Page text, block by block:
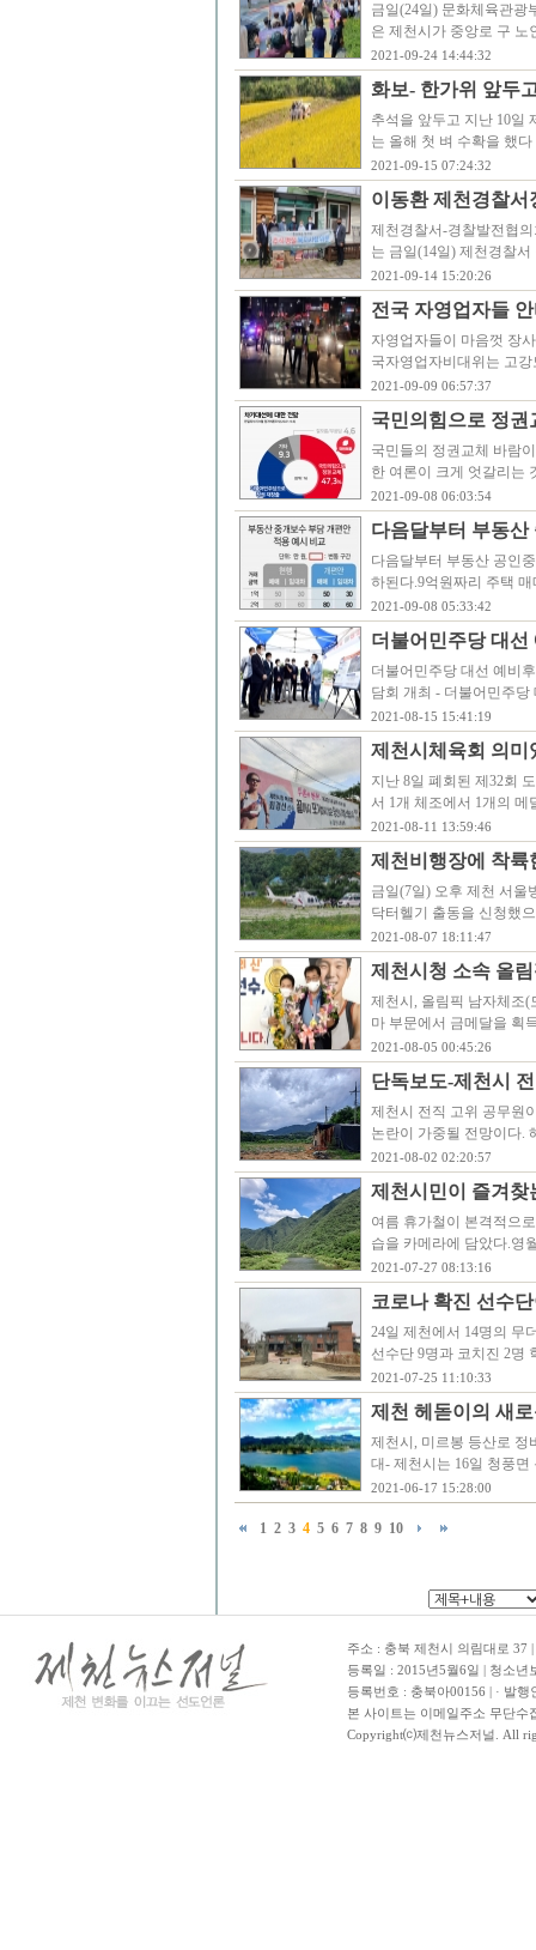
금일(24일) 문화체육관광
은 제천시가 중앙로 구
2021-09-24 14:44:32
화보- 한가위 앞두
추석을 앞두고 지난 10일
는 올해 첫 벼 수확을 했
2021-09-15 07:24:32
이동환 제천경찰서
제천경찰서-경찰발전협
는 금일(14일) 제천경찰
2021-09-14 15:20:26
전국 자영업자들
자영업자들이 마음껏 장
국자영업자비대위는 고
2021-09-09 06:57:37
국민의힘으로 정
국민들의 정권교체 바람
한 여론이 크게 엇갈리는
2021-09-08 06:03:54
다음달부터 부동
다음달부터 부동산 공인
하된다.9억원짜리 주택
2021-09-08 05:33:42
더불어민주당 대
더불어민주당 대선 예비
담회 개최 - 더불어민주
2021-08-15 15:41:19
제천시체육회 의
지난 8일 폐회된 제32회
서 1개 체조에서 1개의
2021-08-11 13:59:46
제천비행장에 착
금일(7일) 오후 제천 서울
닥터헬기 출동을 신청했
2021-08-07 18:11:47
제천시청 소속 올
제천시, 올림픽 남자체조(
마 부문에서 금메달을 획
2021-08-05 00:45:26
단독보도-제천시
제천시 전직 고위 공무원
논란이 가중될 전망이다.
2021-08-02 02:20:57
제천시민이 즐겨
여름 휴가철이 본격적으
습을 카메라에 담았다.영
2021-07-27 08:13:16
코로나 확진 선수
24일 제천에서 14명의 무
선수단 9명과 코치진 2명
2021-07-25 11:10:33
제천 헤돋이의 새
제천시, 미르봉 등산로 정
대- 제천시는 16일 청풍
2021-06-17 15:28:00
1 2 3 4 5 6 7 8 9 10
주소 : 충북 제천시 의림대로 37
등록일 : 2015년5월6일 | 청소
등록번호 : 충북아00156 | · 발
본 사이트는 이메일주소 무단수
Copyright⒞제천뉴스저널. All